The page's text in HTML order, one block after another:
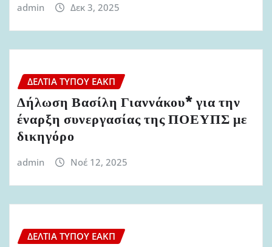
admin Δεκ 3, 2025
ΔΕΛΤΊΑ ΤΎΠΟΥ ΕΑΚΠ
Δήλωση Βασίλη Γιαννάκου* για την
έναρξη συνεργασίας της ΠΟΕΥΠΣ με
δικηγόρο
admin Νοέ 12, 2025
ΔΕΛΤΊΑ ΤΎΠΟΥ ΕΑΚΠ